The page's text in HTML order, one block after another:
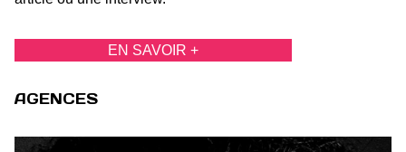
EN SAVOIR +
AGENCES